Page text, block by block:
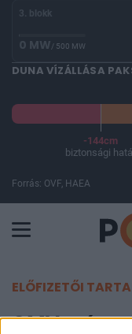
3. blokk
0 MW/ 500 MW
DUNA VÍZÁLLÁSA
-144cm
biztonsági
Forrás: OVF, HAEA
ELŐFIZETŐI
OMV: